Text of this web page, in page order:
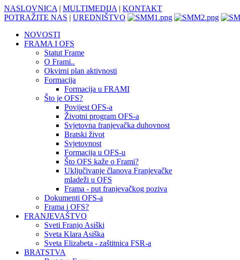
NASLOVNICA | MULTIMEDIJA | KONTAKT
POTRAŽITE NAS | UREDNIŠTVO
NOVOSTI
FRAMA I OFS
Statut Frame
O Frami..
Okvirni plan aktivnosti
Formacija
Formacija u FRAMI
Što je OFS?
Povijest OFS-a
Životni program OFS-a
Svjetovna franjevačka duhovnost
Bratski život
Svjetovnost
Formacija u OFS-u
Što OFS kaže o Frami?
Uključivanje članova Franjevačke
mladeži u OFS
Frama - put franjevačkog poziva
Dokumenti OFS-a
Frama i OFS?
FRANJEVAŠTVO
Sveti Franjo Asiški
Sveta Klara Asiška
Sveta Elizabeta - zaštitnica FSR-a
BRATSTVA